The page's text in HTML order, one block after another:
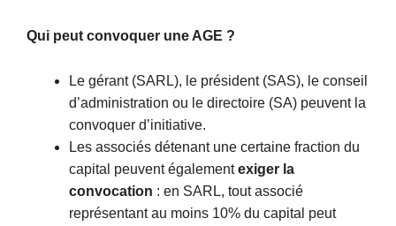
Qui peut convoquer une AGE ?
Le gérant (SARL), le président (SAS), le conseil
d’administration ou le directoire (SA) peuvent la
convoquer d’initiative.
Les associés détenant une certaine fraction du
capital peuvent égalementexiger la
convocation : en SARL, tout associé
représentant au moins 10% du capital peut